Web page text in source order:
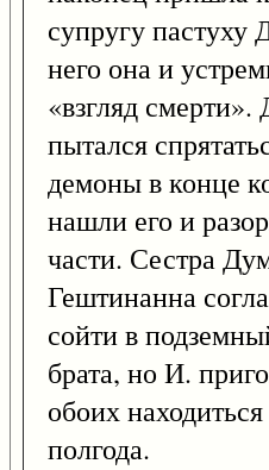
супругу пастуху
него она и
«взгляд смерти».
пытался
демоны в конце
нашли его и
части. Сестра
Гештинанна
сойти в
брата, но И.
обоих
полгода.